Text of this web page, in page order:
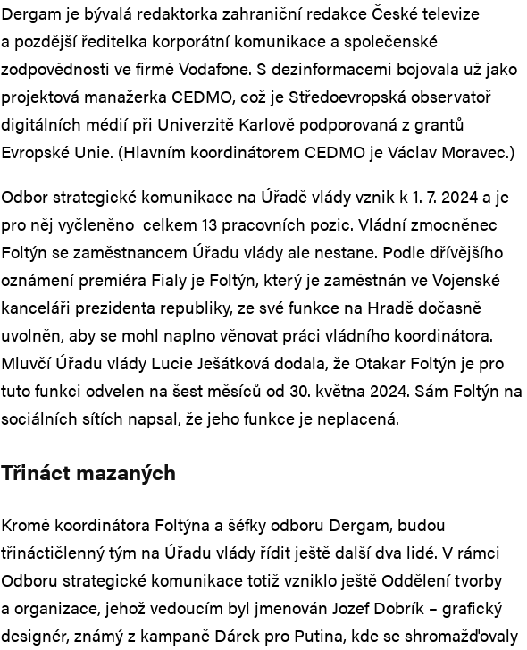
Dergam je bývalá redaktorka zahraniční redakce České televize
a pozdější ředitelka korporátní komunikace a společenské
zodpovědnosti ve firmě Vodafone. S dezinformacemi bojovala už jako
projektová manažerka CEDMO, což je Středoevropská observatoř
digitálních médií při Univerzitě Karlově podporovaná z grantů
Evropské Unie. (Hlavním koordinátorem CEDMO je Václav Moravec.)
Odbor strategické komunikace na Úřadě vlády vznik k 1. 7. 2024 a je
pro něj vyčleněno celkem 13 pracovních pozic. Vládní zmocněnec
Foltýn se zaměstnancem Úřadu vlády ale nestane. Podle dřívějšího
oznámení premiéra Fialy je Foltýn, který je zaměstnán ve Vojenské
kanceláři prezidenta republiky, ze své funkce na Hradě dočasně
uvolněn, aby se mohl naplno věnovat práci vládního koordinátora.
Mluvčí Úřadu vlády Lucie Ješátková dodala, že Otakar Foltýn je pro
tuto funkci odvelen na šest měsíců od 30. května 2024. Sám Foltýn na
sociálních sítích napsal, že jeho funkce je neplacená.
Třináct mazaných
Kromě koordinátora Foltýna a šéfky odboru Dergam, budou
třináctičlenný tým na Úřadu vlády řídit ještě další dva lidé. V rámci
Odboru strategické komunikace totiž vzniklo ještě Oddělení tvorby
a organizace, jehož vedoucím byl jmenován Jozef Dobrík – grafický
designér, známý z kampaně Dárek pro Putina, kde se shromažďovaly